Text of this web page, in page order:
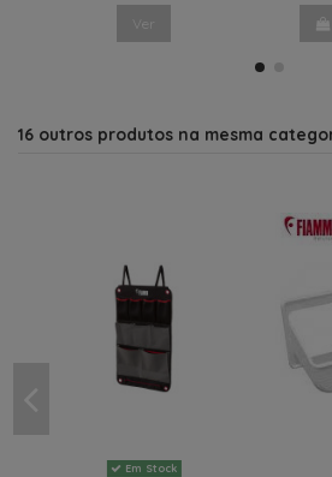
Ver
SUPORTE DE MESA 490MM
Adicionar ao carrinho
16 outros produtos na mesma
Em Stock